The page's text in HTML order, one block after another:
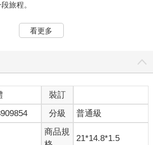
旅程。
也會面臨許多挑戰，從減肥、健康、成
業，我們訂出大大小小的目標，並每天為此
經預想過的困難，這些考驗會動搖我們的決
種心態與行為習慣，才能在這種生活枷
藉由我的個人經驗，分享「成功表達」的
看更多
裝訂
分級 普通級
商品規
21*14.8*1.5